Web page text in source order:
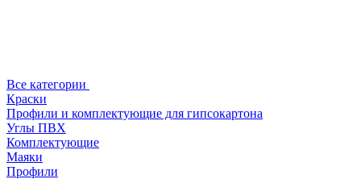
Все категории
Краски
Профили и комплектующие для гипсокартона
Углы ПВХ
Комплектующие
Маяки
Профили